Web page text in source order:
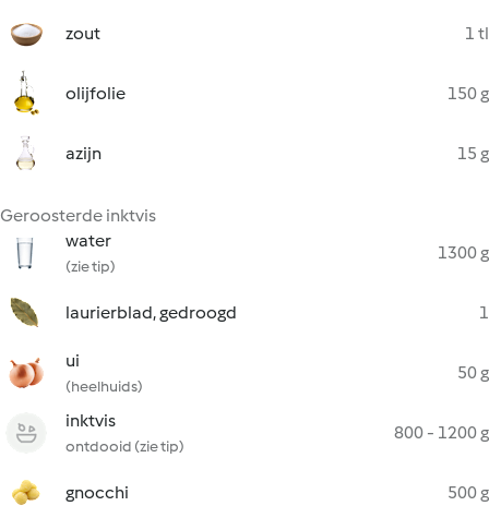
zout 1 tl
olijfolie 150 g
azijn 15 g
Geroosterde inktvis
water
(zie tip)
1300 g
laurierblad, gedroogd 1
ui
(heelhuids)
50 g
inktvis
ontdooid (zie tip)
800 - 1200 g
gnocchi 500 g